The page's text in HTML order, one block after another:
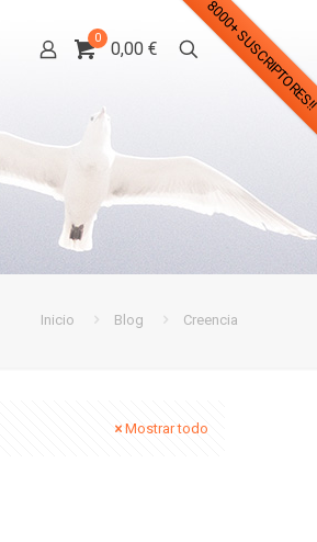
8000+
0
0,00 €
Inicio Blog Creencia
Mostrar todo